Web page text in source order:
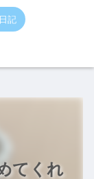
記
てくれ